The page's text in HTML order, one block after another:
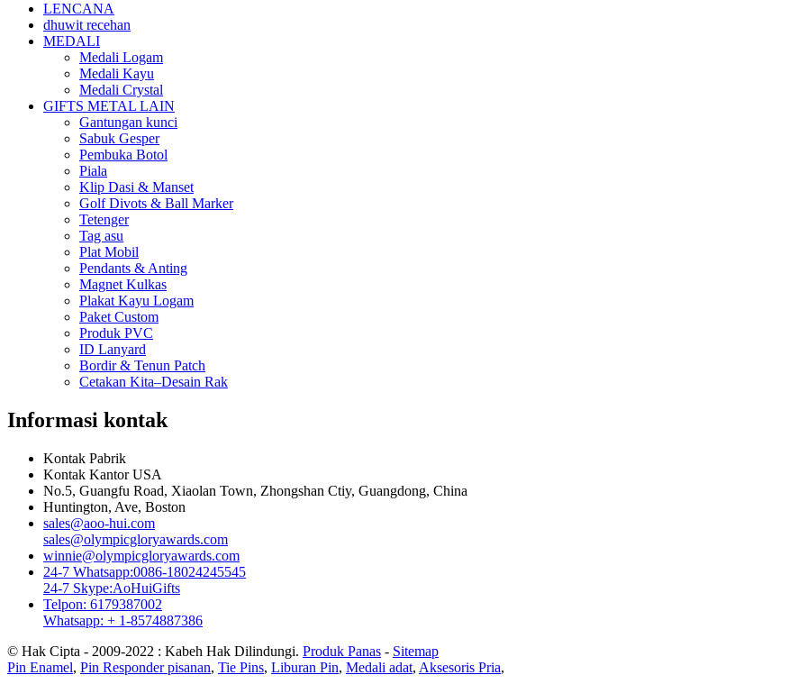
LENCANA
dhuwit recehan
MEDALI
Medali Logam
Medali Kayu
Medali Crystal
GIFTS METAL LAIN
Gantungan kunci
Sabuk Gesper
Pembuka Botol
Piala
Klip Dasi & Manset
Golf Divots & Ball Marker
Tetenger
Tag asu
Plat Mobil
Pendants & Anting
Magnet Kulkas
Plakat Kayu Logam
Paket Custom
Produk PVC
ID Lanyard
Bordir & Tenun Patch
Cetakan Kita–Desain Rak
Informasi kontak
Kontak Pabrik
Kontak Kantor USA
No.5, Guangfu Road, Xiaolan Town, Zhongshan Ctiy, Guangdong, China
Huntington, Ave, Boston
sales@aoo-hui.com
sales@olympicgloryawards.com
winnie@olympicgloryawards.com
24-7 Whatsapp:0086-18024245545
24-7 Skype:AoHuiGifts
Telpon: 6179387002
Whatsapp: + 1-8574887386
© Hak Cipta - 2009-2022 : Kabeh Hak Dilindungi. Produk Panas - Sitemap
Pin Enamel, Pin Responder pisanan, Tie Pins, Liburan Pin, Medali adat, Aksesoris Pria,